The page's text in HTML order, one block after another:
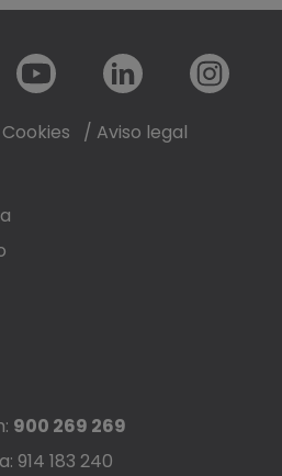
Cookies / Aviso legal
900 269 269
914 183 240
sociales
Youtube LinkedIn Instagram